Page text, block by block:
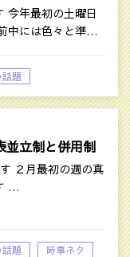
今年最初の土曜日
中には色々と準…
話題
並立制と併用制
２月最初の週の真
…
話題 時事ネタ